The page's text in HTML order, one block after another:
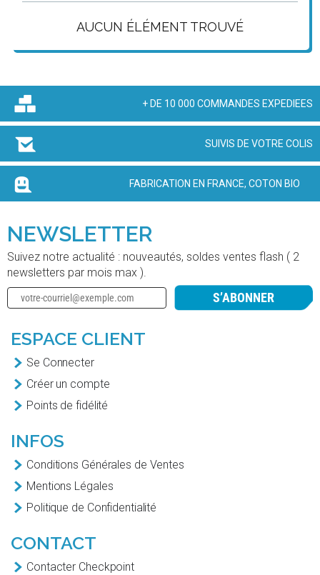
AUCUN ÉLÉMENT TROUVÉ
+ DE 10 000 COMMANDES EXPEDIEES
SUIVIS DE VOTRE COLIS
FABRICATION EN FRANCE, COTON BIO
NEWSLETTER
Suivez notre actualité : nouveautés, soldes ventes flash ( 2
newsletters par mois max ).
S’ABONNER
ESPACE CLIENT
Se Connecter
Créer un compte
Points de fidélité
INFOS
Conditions Générales de Ventes
Mentions Légales
Politique de Confidentialité
CONTACT
Contacter Checkpoint